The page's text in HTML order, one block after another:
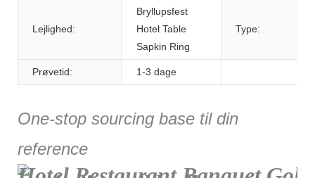
Lejlighed:
Bryllupsfest
Hotel Table
Sapkin Ring
Type:
Prøvetid: 1-3 dage
One-stop sourcing base til din
reference